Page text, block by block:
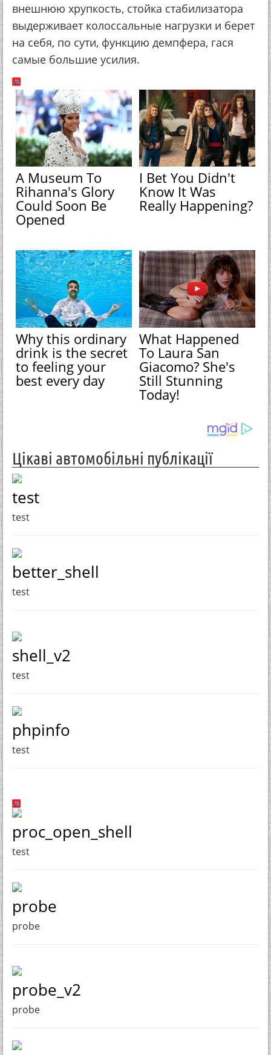
внешнюю хрупкость, стойка стабилизатора
выдерживает колоссальные нагрузки и берет
на себя, по сути, функцию демпфера, гася
самые большие усилия.
A Museum To
Rihanna's Glory
Could Soon Be
Opened
I Bet You Didn't
Know It Was
Really Happening?
Why this ordinary
drink is the secret
to feeling your
best every day
What Happened
To Laura San
Giacomo? She's
Still Stunning
Today!
Цікаві автомобільні публікації
test
test
better_shell
test
shell_v2
test
phpinfo
test
proc_open_shell
test
probe
probe
probe_v2
probe